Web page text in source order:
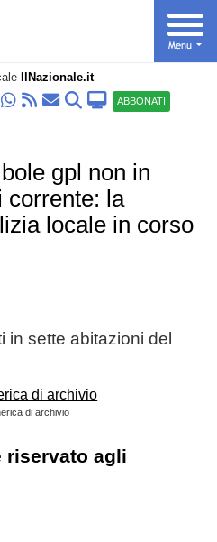
IlNazionale.it
ABBONATI
gpl non in
corrente: la
locale in corso
in sette abitazioni del
di archivio
riservato agli